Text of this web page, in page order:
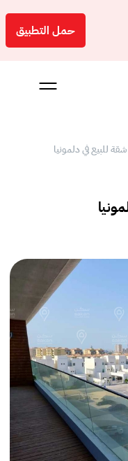
حمل التطبيق
شقة للبيع في دلمونيا